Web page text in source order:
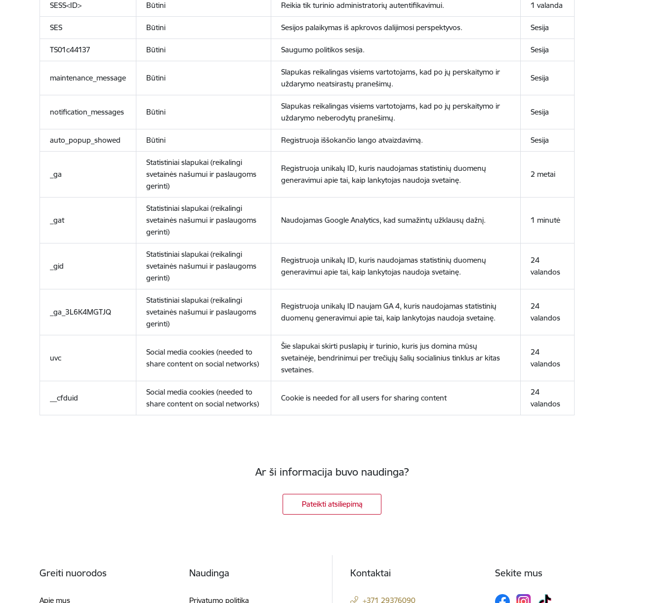
SESS<ID> Būtini Reikia tik turinio administratorių autentifikavimui. 1 valanda
SES Būtini Sesijos palaikymas iš apkrovos dalijimosi perspektyvos. Sesija
TS01c44137 Būtini Saugumo politikos sesija. Sesija
maintenance_message Būtini
Slapukas reikalingas visiems vartotojams, kad po jų perskaitymo ir
uždarymo neatsirastų pranešimų.
Sesija
notification_messages Būtini
Slapukas reikalingas visiems vartotojams, kad po jų perskaitymo ir
uždarymo neberodytų pranešimų.
Sesija
auto_popup_showed Būtini Registruoja iššokančio lango atvaizdavimą. Sesija
_ga
Statistiniai slapukai (reikalingi
svetainės našumui ir paslaugoms
gerinti)
Registruoja unikalų ID, kuris naudojamas statistinių duomenų
generavimui apie tai, kaip lankytojas naudoja svetainę.
2 metai
_gat
Statistiniai slapukai (reikalingi
svetainės našumui ir paslaugoms
gerinti)
Naudojamas Google Analytics, kad sumažintų užklausų dažnį. 1 minutė
_gid
Statistiniai slapukai (reikalingi
svetainės našumui ir paslaugoms
gerinti)
Registruoja unikalų ID, kuris naudojamas statistinių duomenų
generavimui apie tai, kaip lankytojas naudoja svetainę.
24
valandos
_ga_3L6K4MGTJQ
Statistiniai slapukai (reikalingi
svetainės našumui ir paslaugoms
gerinti)
Registruoja unikalų ID naujam GA 4, kuris naudojamas statistinių
duomenų generavimui apie tai, kaip lankytojas naudoja svetainę.
24
valandos
uvc
Social media cookies (needed to
share content on social networks)
Šie slapukai skirti puslapių ir turinio, kuris jus domina mūsų
svetainėje, bendrinimui per trečiųjų šalių socialinius tinklus ar kitas
svetaines.
24
valandos
__cfduid
Social media cookies (needed to
share content on social networks)
Cookie is needed for all users for sharing content
24
valandos
Ar ši informacija buvo naudinga?
Pateikti atsiliepimą
Greiti nuorodos
Apie mus
Naudinga
Privatumo politika
Kontaktai
+371 29376090
Sekite mus